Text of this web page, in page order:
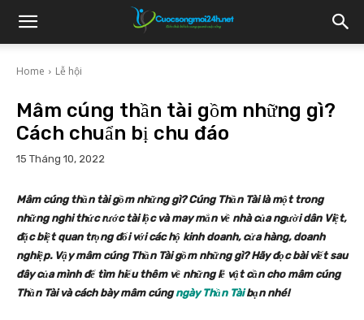
Home Lễ hội
Mâm cúng thần tài gồm những gì?
Cách chuẩn bị chu đáo
15 Tháng 10, 2022
Mâm cúng thần tài gồm những gì? Cúng Thần Tài là một trong
những nghi thức rước tài lộc và may mắn về nhà của người dân Việt,
đặc biệt quan trọng đối với các hộ kinh doanh, cửa hàng, doanh
nghiệp. Vậy mâm cúng Thần Tài gồm những gì? Hãy đọc bài viết sau
đây của mình để tìm hiểu thêm về những lễ vật cần cho mâm cúng
Thần Tài và cách bày mâm cúngngày Thần Tàibạn nhé!